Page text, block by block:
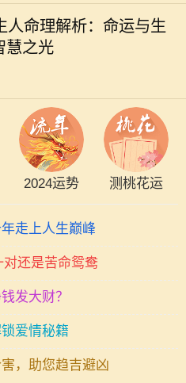
人命理解析：命运与生
慧之光
学问。对于1960年出生的
“60年生人”，他们的命理特
吸引着众多人的关注。根据
2024运势 测桃花运
走上人生巅峰
对还是苦命鸳鸯
发大财？
爱情秘籍
，助您趋吉避凶
速发展的社会中，许多人为